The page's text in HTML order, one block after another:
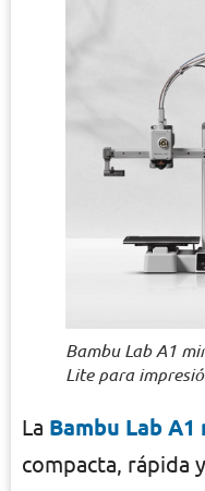
Bambu Lab A1
Lite para
La Bambu Lab A1
compacta, rápida